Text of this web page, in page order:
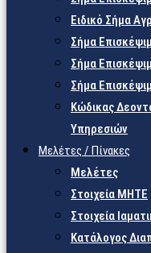
Ειδικό Σήμα
Σήμα
Σήμα
Σήμα
Κώδικας
Υπηρεσιών
Μελέτες / Πίνακες
Μελέτες
Στοιχεία ΜΗΤΕ
Στοιχεία
Κατάλογος